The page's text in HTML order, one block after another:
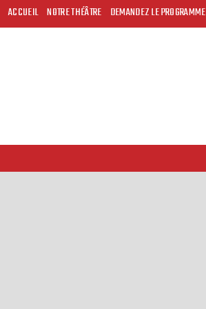
ACCUEIL NOTRE THÉÂTRE DEMANDEZ LE PROGRAMME